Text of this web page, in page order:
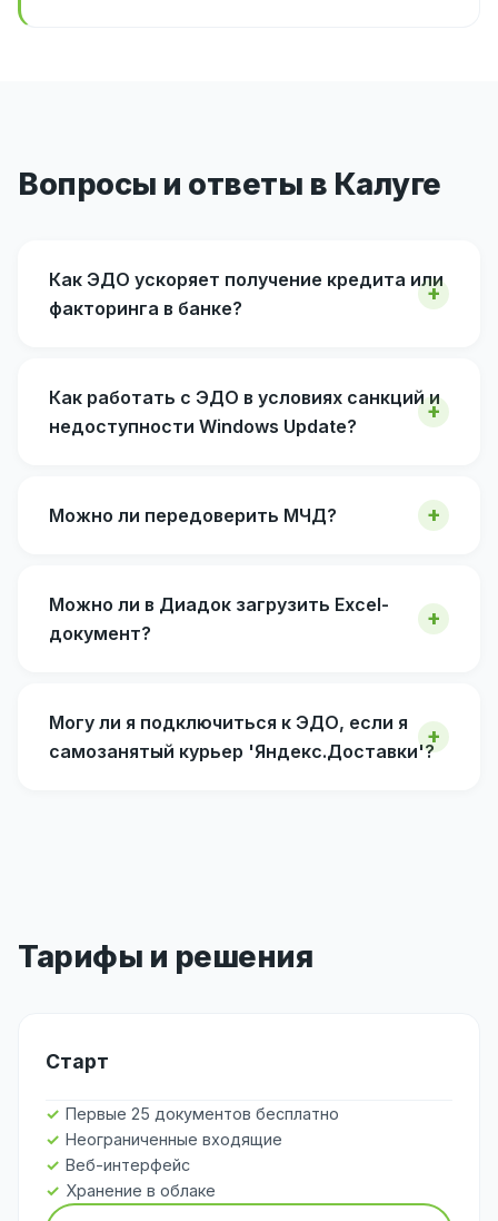
Вопросы и ответы в Калуге
Как ЭДО ускоряет получение кредита или
факторинга в банке?
Как работать с ЭДО в условиях санкций и
недоступности Windows Update?
Можно ли передоверить МЧД?
Можно ли в Диадок загрузить Excel-
документ?
Могу ли я подключиться к ЭДО, если я
самозанятый курьер 'Яндекс.Доставки'?
Тарифы и решения
Старт
Первые 25 документов бесплатно
Неограниченные входящие
Веб-интерфейс
Хранение в облаке